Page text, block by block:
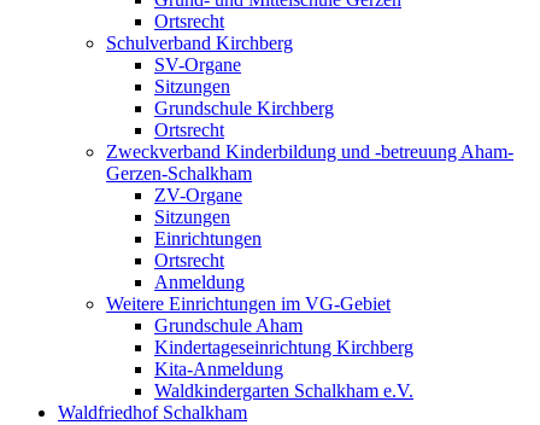
Ortsrecht
Schulverband Kirchberg
SV-Organe
Sitzungen
Grundschule Kirchberg
Ortsrecht
Zweckverband Kinderbildung und -betreuung Aham-
Gerzen-Schalkham
ZV-Organe
Sitzungen
Einrichtungen
Ortsrecht
Anmeldung
Weitere Einrichtungen im VG-Gebiet
Grundschule Aham
Kindertageseinrichtung Kirchberg
Kita-Anmeldung
Waldkindergarten Schalkham e.V.
Waldfriedhof Schalkham